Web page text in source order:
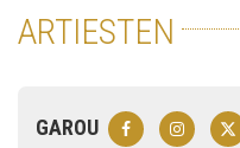
ARTIESTEN
GAROU